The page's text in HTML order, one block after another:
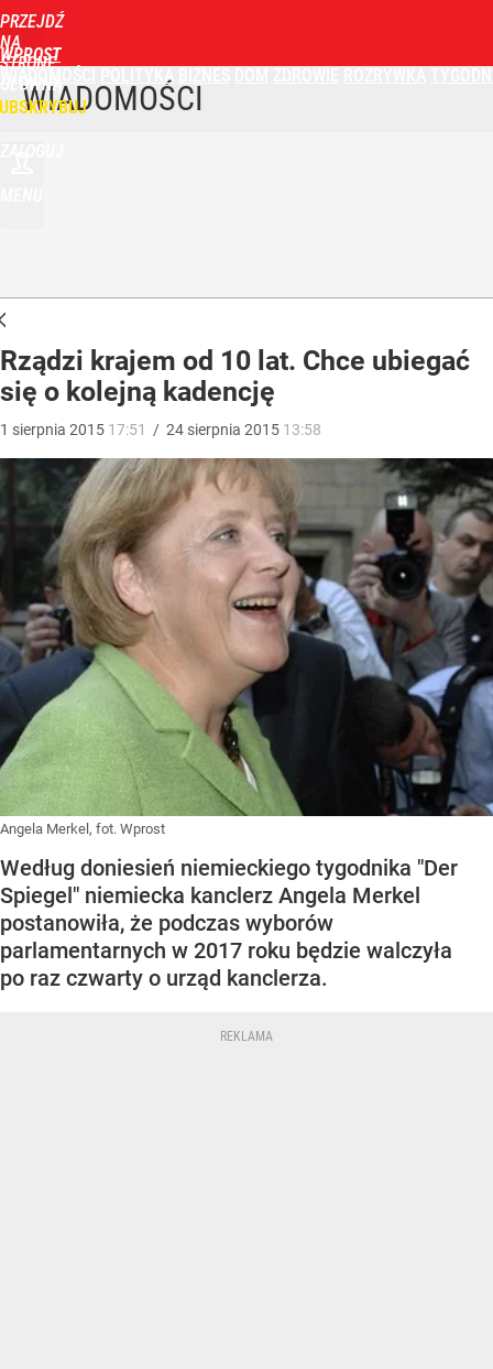
PRZEJDŹ
NA
STRONĘ
GŁÓWNĄ
WPROST
POLITYKA
WIADOMOŚCI
Rządzi krajem od 10 lat. Chce ubiegać
się o kolejną kadencję
1 sierpnia 2015 17:51 / 24 sierpnia 2015 13:58
Angela Merkel, fot. Wprost
Według doniesień niemieckiego tygodnika "Der
Spiegel" niemiecka kanclerz Angela Merkel
postanowiła, że podczas wyborów
parlamentarnych w 2017 roku będzie walczyła
po raz czwarty o urząd kanclerza.